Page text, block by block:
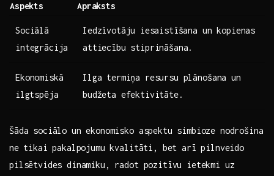
Aspekts Apraksts
Sociālā
integrācija
Iedzīvotāju⁤ iesaistīšana un kopienas
attiecību stiprināšana.
Ekonomiskā
⁤ilgtspēja
Ilga termiņa resursu plānošana un
budžeta efektivitāte.
Šāda sociālo un ekonomisko aspektu simbioze nodrošina
⁣ne tikai ​pakalpojumu kvalitāti, bet arī pilnveido
pilsētvides dinamiku, radot pozitīvu ietekmi uz